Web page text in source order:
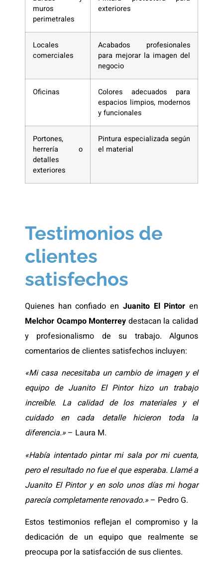
muros
perimetrales
exteriores
Locales
comerciales
Acabados profesionales
para mejorar la imagen del
negocio
Oficinas
Colores adecuados para
espacios limpios, modernos
y funcionales
Portones,
herrería o
detalles
exteriores
Pintura especializada según
el material
Testimonios de
clientes
satisfechos
Quienes han confiado en Juanito El Pintor en
Melchor Ocampo Monterrey destacan la calidad
y profesionalismo de su trabajo. Algunos
comentarios de clientes satisfechos incluyen:
«Mi casa necesitaba un cambio de imagen y el
equipo de Juanito El Pintor hizo un trabajo
increíble. La calidad de los materiales y el
cuidado en cada detalle hicieron toda la
diferencia.» – Laura M.
«Había intentado pintar mi sala por mi cuenta,
pero el resultado no fue el que esperaba. Llamé a
Juanito El Pintor y en solo unos días mi hogar
parecía completamente renovado.» – Pedro G.
Estos testimonios reflejan el compromiso y la
dedicación de un equipo que realmente se
preocupa por la satisfacción de sus clientes.